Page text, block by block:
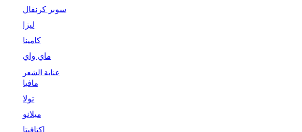
سوبر كرنفال
ليزا
كامينا
ماي واي
عناية الشعر
مافيا
تولا
ميلانو
اكتافيتا